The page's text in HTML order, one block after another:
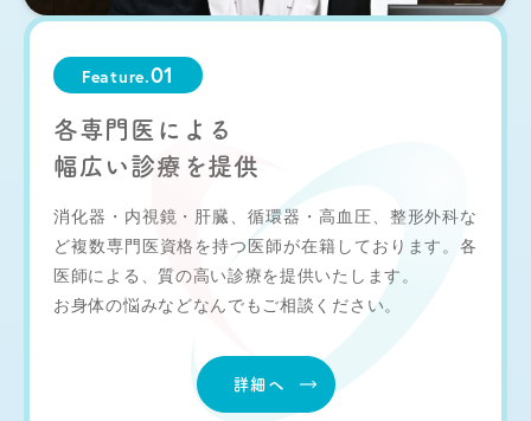
Feature.01
各専門医による
幅広い診療を提供
消化器・内視鏡・肝臓、循環器・高血圧、整形外科な
ど複数専門医資格を持つ医師が在籍しております。各
医師による、質の高い診療を提供いたします。
お身体の悩みなどなんでもご相談ください。
詳細へ